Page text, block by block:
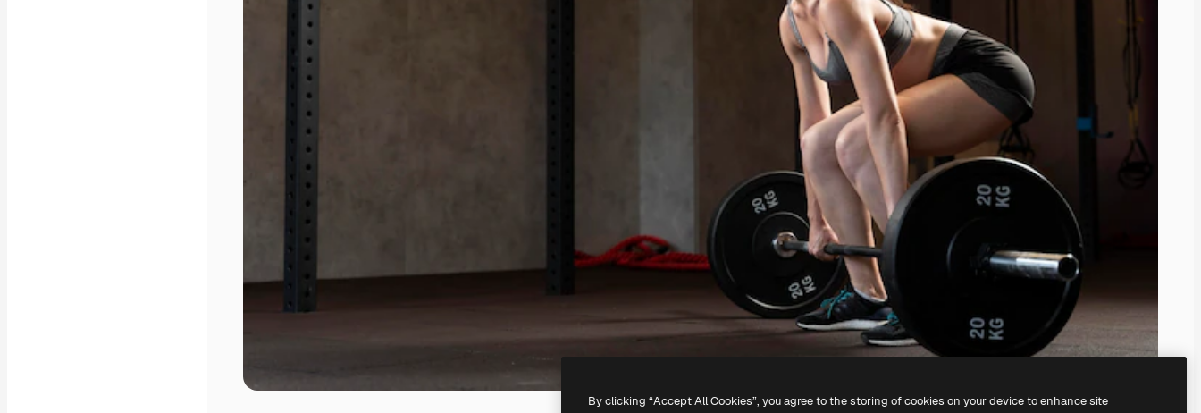
By clicking “Accept All Cookies”, you agree to the storing of cookies on your device to enhance site